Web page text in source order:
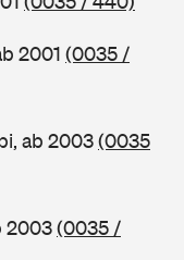
2001 (0035 /
ab 2003(0035
2003(0035 /